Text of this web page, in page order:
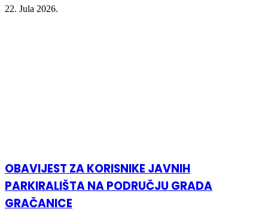
22. Jula 2026.
OBAVIJEST ZA KORISNIKE JAVNIH
PARKIRALIŠTA NA PODRUČJU GRADA
GRAČANICE